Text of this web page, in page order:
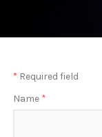
* Required field
Name*